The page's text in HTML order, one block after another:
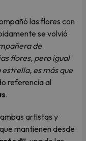
las flores con
se volvió
de
flores, pero igual
es más que
referencia al
.
artistas y
mantienen desde